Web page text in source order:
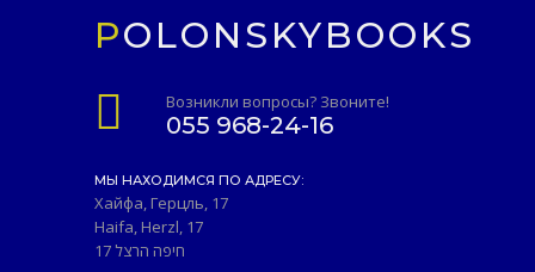
POLONSKYBOOKS
Возникли вопросы? Звоните!
055 968-24-16
МЫ НАХОДИМСЯ ПО АДРЕСУ:
Хайфа, Герцль, 17
Haifa, Herzl, 17
חיפה הרצל 17